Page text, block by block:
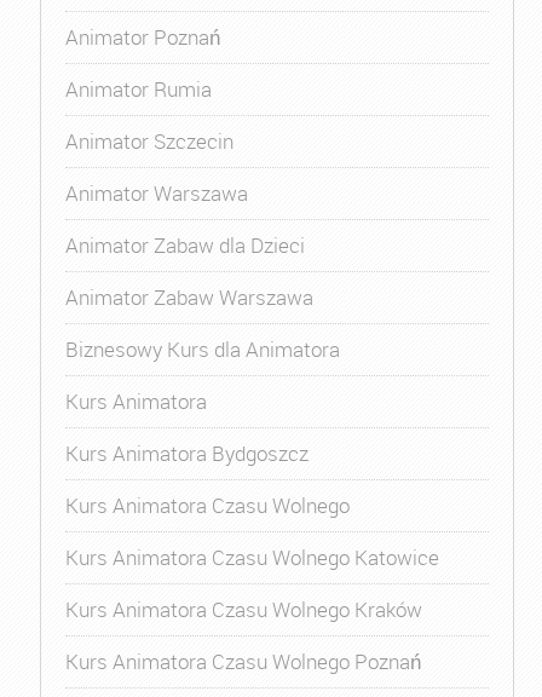
Animator Poznań
Animator Rumia
Animator Szczecin
Animator Warszawa
Animator Zabaw dla Dzieci
Animator Zabaw Warszawa
Biznesowy Kurs dla Animatora
Kurs Animatora
Kurs Animatora Bydgoszcz
Kurs Animatora Czasu Wolnego
Kurs Animatora Czasu Wolnego Katowice
Kurs Animatora Czasu Wolnego Kraków
Kurs Animatora Czasu Wolnego Poznań